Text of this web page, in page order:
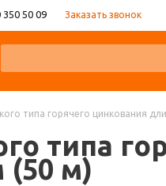
350 50 09 Заказать звонок
типа горячего цинкования
типа
(50 м)